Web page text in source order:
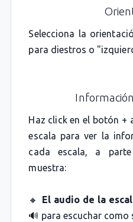
Selecciona la
para diestros o
Haz click en el botón +
escala para ver la
cada escala, a
muestra:
🔸 El audio de la
🔊 para escuchar como